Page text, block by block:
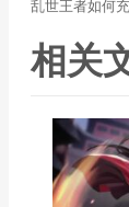
乱世王者如何
相关